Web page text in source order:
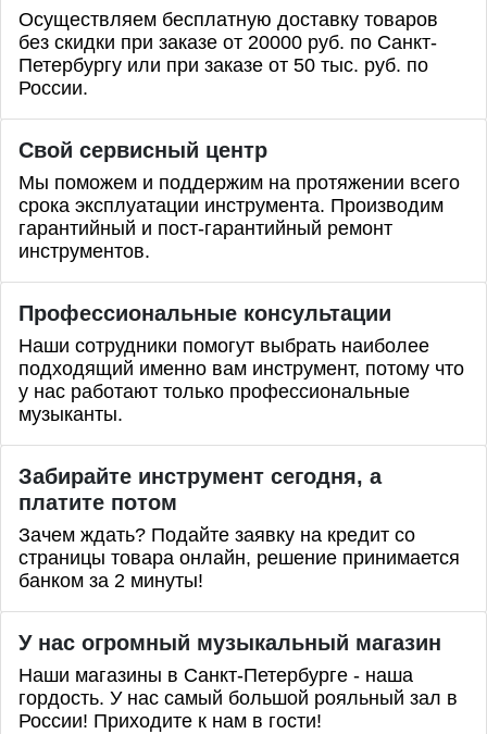
Осуществляем бесплатную доставку товаров
без скидки при заказе от 20000 руб. по Санкт-
Петербургу или при заказе от 50 тыс. руб. по
России.
Свой сервисный центр
Мы поможем и поддержим на протяжении всего
срока эксплуатации инструмента. Производим
гарантийный и пост-гарантийный ремонт
инструментов.
Профессиональные консультации
Наши сотрудники помогут выбрать наиболее
подходящий именно вам инструмент, потому что
у нас работают только профессиональные
музыканты.
Забирайте инструмент сегодня, а
платите потом
Зачем ждать? Подайте заявку на кредит со
страницы товара онлайн, решение принимается
банком за 2 минуты!
У нас огромный музыкальный магазин
Наши магазины в Санкт-Петербурге - наша
гордость. У нас самый большой рояльный зал в
России! Приходите к нам в гости!